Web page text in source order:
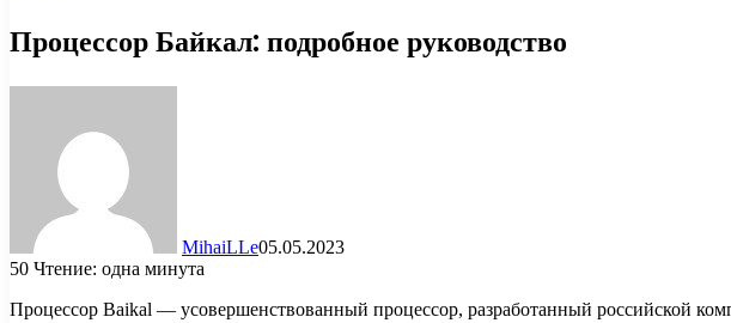
Процессор Байкал: подробное руководство
MihaiLLe05.05.2023
50 Чтение: одна минута
Процессор Baikal — усовершенствованный процессор, разработанный российской